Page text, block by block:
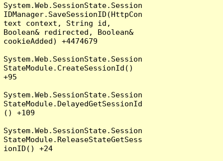
System.Web.SessionState.Session
IDManager.SaveSessionID(HttpCon
text context, String id,
Boolean& redirected, Boolean&
cookieAdded) +4474679
System.Web.SessionState.Session
StateModule.CreateSessionId()
+95
System.Web.SessionState.Session
StateModule.DelayedGetSessionId
() +109
System.Web.SessionState.Session
StateModule.ReleaseStateGetSess
ionID() +24